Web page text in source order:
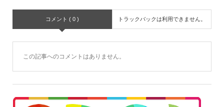
コメント ( 0 ) トラックバックは利用できません。
この記事へのコメントはありません。